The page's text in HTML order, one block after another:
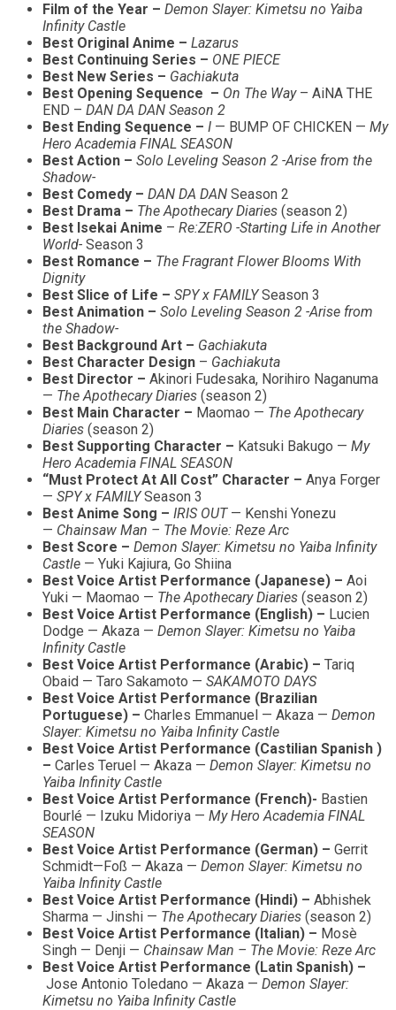
Film of the Year – Demon Slayer: Kimetsu no Yaiba
Infinity Castle
Best Original Anime – Lazarus
Best Continuing Series – ONE PIECE
Best New Series – Gachiakuta
Best Opening Sequence – On The Way– AiNA THE
END – DAN DA DAN Season 2
Best Ending Sequence – I — BUMP OF CHICKEN — My
Hero Academia FINAL SEASON
Best Action – Solo Leveling Season 2 -Arise from the
Shadow-
Best Comedy – DAN DA DAN Season 2
Best Drama – The Apothecary Diaries (season 2)
Best Isekai Anime – Re:ZERO -Starting Life in Another
World- Season 3
Best Romance – The Fragrant Flower Blooms With
Dignity
Best Slice of Life – SPY x FAMILYSeason 3
Best Animation – Solo Leveling Season 2 -Arise from
the Shadow-
Best Background Art – Gachiakuta
Best Character Design – Gachiakuta
Best Director – Akinori Fudesaka, Norihiro Naganuma
— The Apothecary Diaries (season 2)
Best Main Character – Maomao — The Apothecary
Diaries (season 2)
Best Supporting Character – Katsuki Bakugo — My
Hero Academia FINAL SEASON
“Must Protect At All Cost” Character – Anya Forger
— SPY x FAMILYSeason 3
Best Anime Song – IRIS OUT — Kenshi Yonezu
— Chainsaw Man – The Movie: Reze Arc
Best Score – Demon Slayer: Kimetsu no Yaiba Infinity
Castle — Yuki Kajiura, Go Shiina
Best Voice Artist Performance (Japanese) – Aoi
Yuki — Maomao — The Apothecary Diaries (season 2)
Best Voice Artist Performance (English) – Lucien
Dodge — Akaza — Demon Slayer: Kimetsu no Yaiba
Infinity Castle
Best Voice Artist Performance (Arabic) – Tariq
Obaid — Taro Sakamoto — SAKAMOTO DAYS
Best Voice Artist Performance (Brazilian
Portuguese) – Charles Emmanuel — Akaza — Demon
Slayer: Kimetsu no Yaiba Infinity Castle
Best Voice Artist Performance (Castilian Spanish )
– Carles Teruel — Akaza — Demon Slayer: Kimetsu no
Yaiba Infinity Castle
Best Voice Artist Performance (French)- Bastien
Bourlé — Izuku Midoriya — My Hero Academia FINAL
SEASON
Best Voice Artist Performance (German) – Gerrit
Schmidt—Foß — Akaza — Demon Slayer: Kimetsu no
Yaiba Infinity Castle
Best Voice Artist Performance (Hindi) – Abhishek
Sharma — Jinshi — The Apothecary Diaries (season 2)
Best Voice Artist Performance (Italian) – Mosè
Singh — Denji — Chainsaw Man – The Movie: Reze Arc
Best Voice Artist Performance (Latin Spanish) –
Jose Antonio Toledano — Akaza — Demon Slayer:
Kimetsu no Yaiba Infinity Castle